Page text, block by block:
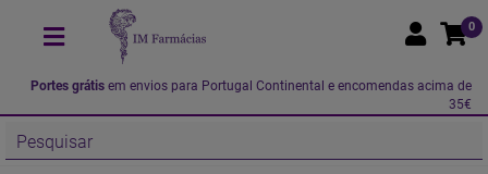
0
Portes grátis em envios para Portugal Continental e encomendas acima de
35€